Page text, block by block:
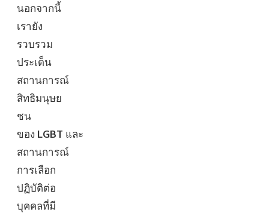
นอกจากนี้
เรายัง
รวบรวม
ประเด็น
สถานการณ์
สิทธิมนุษย
ชน
ของ LGBT และ
สถานการณ์
การเลือก
ปฏิบัติต่อ
บุคคลที่มี